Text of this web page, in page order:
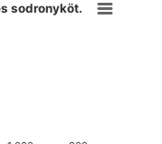
sodronyköt.